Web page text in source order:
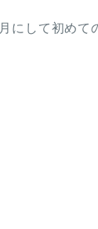
にして初めて